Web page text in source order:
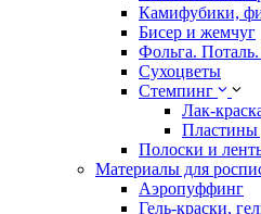
Камифубики,
Бисер и жемчуг
Фольга.
Сухоцветы
Стемпинг
Лак-
Пластины
Полоски и
Материалы для
Аэропуффинг
Гель-краски,